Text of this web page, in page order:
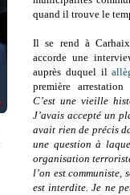
quand il trouve le
Il se rend à
accorde une
auprès duquel il
première
C’est une vieille
J’avais accepté un
avait rien de précis
une question à
organisation
l’on est
est interdite. Je ne